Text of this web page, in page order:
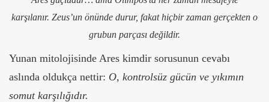
karşılanır. Zeus’un önünde durur, fakat hiçbir zaman gerçekten o
grubun parçası değildir.
Yunan mitolojisinde Ares kimdir sorusunun cevabı
aslında oldukça nettir: O, kontrolsüz gücün ve yıkımın
somut karşılığıdır.